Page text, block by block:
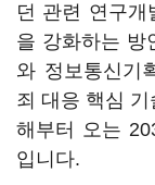
던 관련 연구
을 강화하는 방
와 정보통신기
죄 대응 핵심
해부터 오는
입니다.